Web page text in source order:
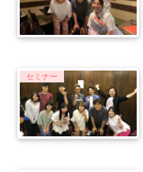
セミナー